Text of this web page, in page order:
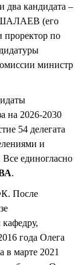
два кандидата –
ШАЛАЕВ (его
проректор по
министр
на 2026-2030
54 делегата
и
единогласно
.
После
года Олега
марте 2021